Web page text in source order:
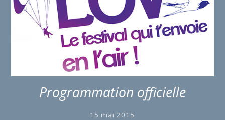
Programmation officielle
15 mai 2015